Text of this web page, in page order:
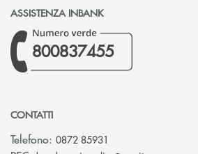
ASSISTENZA INBANK
800837455
CONTATTI
Telefono: 0872 85931